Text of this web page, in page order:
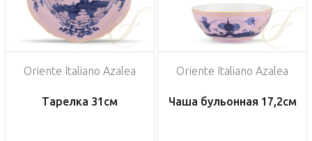
Oriente Italiano Azalea
Тарелка 31см
Oriente Italiano Azalea
Чаша бульонная 17,2см